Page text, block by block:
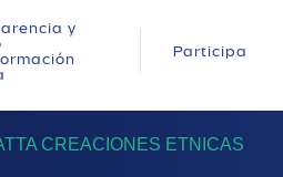
y
Participa
CREACIONES ETNICAS